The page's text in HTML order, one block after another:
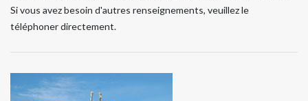
Si vous avez besoin d'autres renseignements, veuillez le
téléphoner directement.